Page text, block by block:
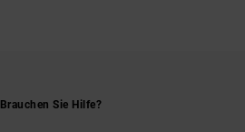
Brauchen Sie Hilfe?